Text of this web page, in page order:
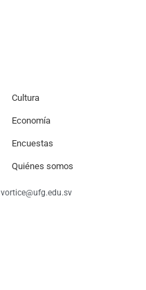
Cultura
Economía
Encuestas
Quiénes somos
vortice@ufg.edu.sv